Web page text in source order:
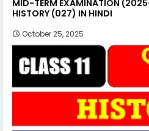
MID-TERM EXAMINATION
HISTORY (027) IN HINDI
October 25, 2025